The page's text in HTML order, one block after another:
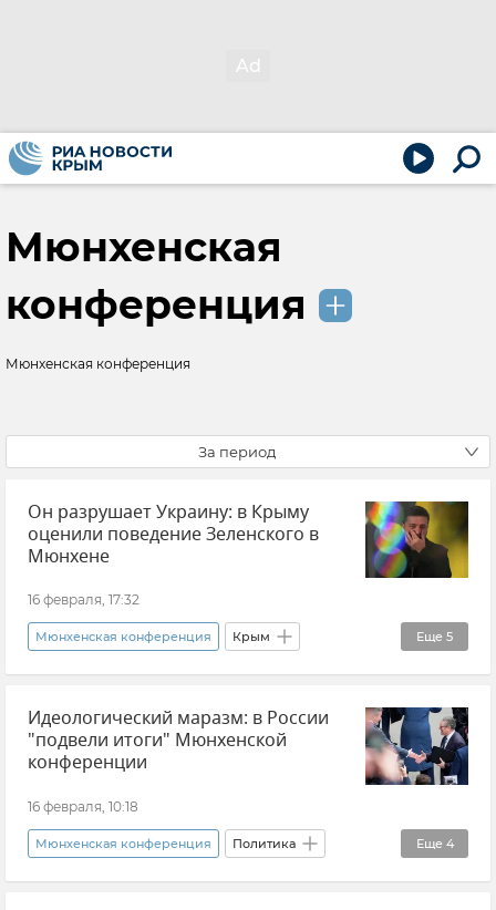
Мюнхенская
конференция
Мюнхенская конференция
За период
Он разрушает Украину: в Крыму
оценили поведение Зеленского в
Мюнхене
16 февраля, 17:32
Еще 5
Мюнхенская конференция Крым
Новости Крыма Владимир Зеленский
Украина Виктор Орбан
Владимир Константинов
Идеологический маразм: в России
"подвели итоги" Мюнхенской
конференции
16 февраля, 10:18
Еще 4
Мюнхенская конференция Политика
Европа Константин Косачев Мнения